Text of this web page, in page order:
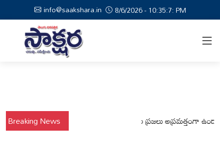
info@saakshara.in 8/6/2026 - 10:35:8: PM
Breaking News
నేపథ్యంలో కోటపల్లి, వేమనపల్లి మండలాల ప్రజలు అప్రమత్తంగా ఉండాలి